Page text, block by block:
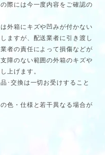
際には今一度内容をご確認の
外箱にキズや凹みが付かない
ますが、配送業者に引き渡し
者の責任によって損傷などが
障のない範囲の外箱のキズや
上げます。
･交換は一切お受けすること
色・仕様と若干異なる場合が